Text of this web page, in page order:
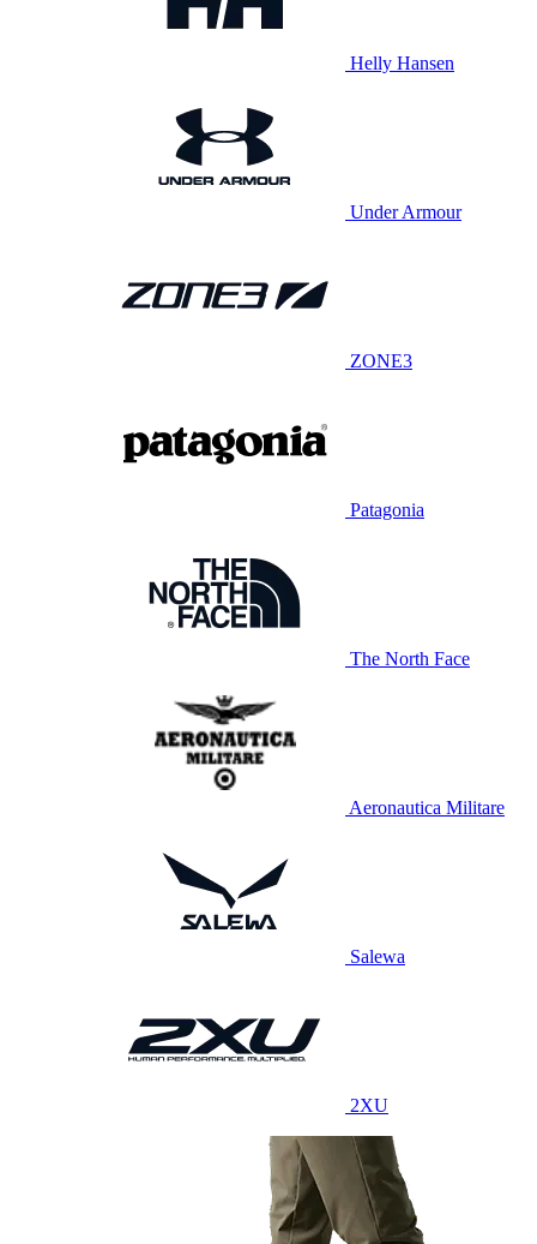
Helly Hansen
Under Armour
ZONE3
Patagonia
The North Face
Aeronautica Militare
Salewa
2XU